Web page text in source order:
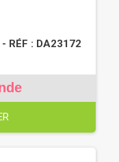
RÉF : DA23172